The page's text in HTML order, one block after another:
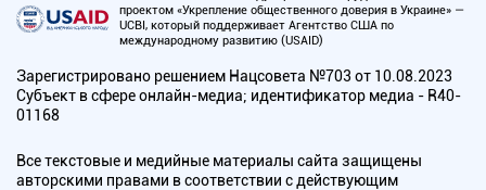
проектом «Укрепление общественного доверия в Украине» —
UCBI, который поддерживает Агентство США по
международному развитию (USAID)
Зарегистрировано решением Нацсовета №703 от 10.08.2023
Субъект в сфере онлайн-медиа; идентификатор медиа - R40-
01168
Все текстовые и медийные материалы сайта защищены
авторскими правами в соответствии с действующим